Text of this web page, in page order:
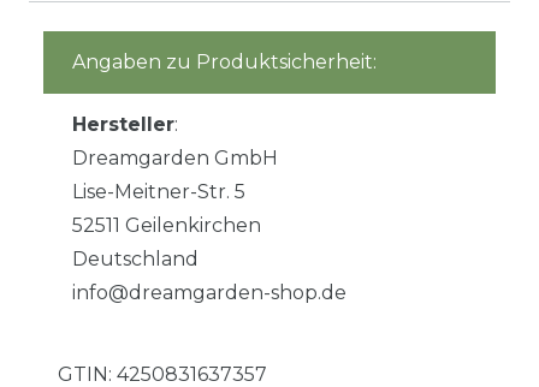
Angaben zu Produktsicherheit:
Hersteller:
Dreamgarden GmbH
Lise-Meitner-Str. 5
52511 Geilenkirchen
Deutschland
info@dreamgarden-shop.de
GTIN: 4250831637357